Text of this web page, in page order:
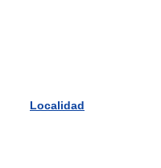
Localidad